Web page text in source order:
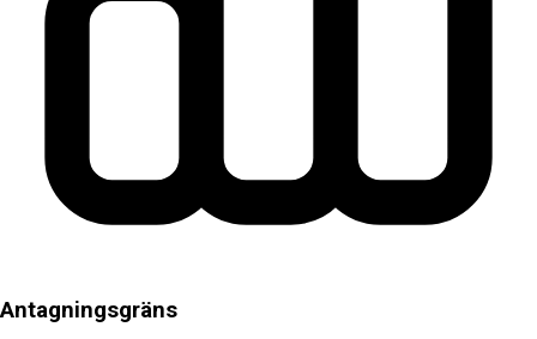
Antagningsgräns